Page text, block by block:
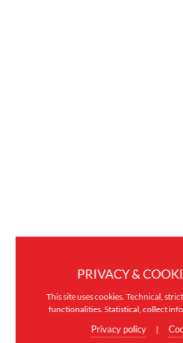
PRIVACY &
This site uses cookies. Technical,
functionalities. Statistical, collect
Privacy policy |